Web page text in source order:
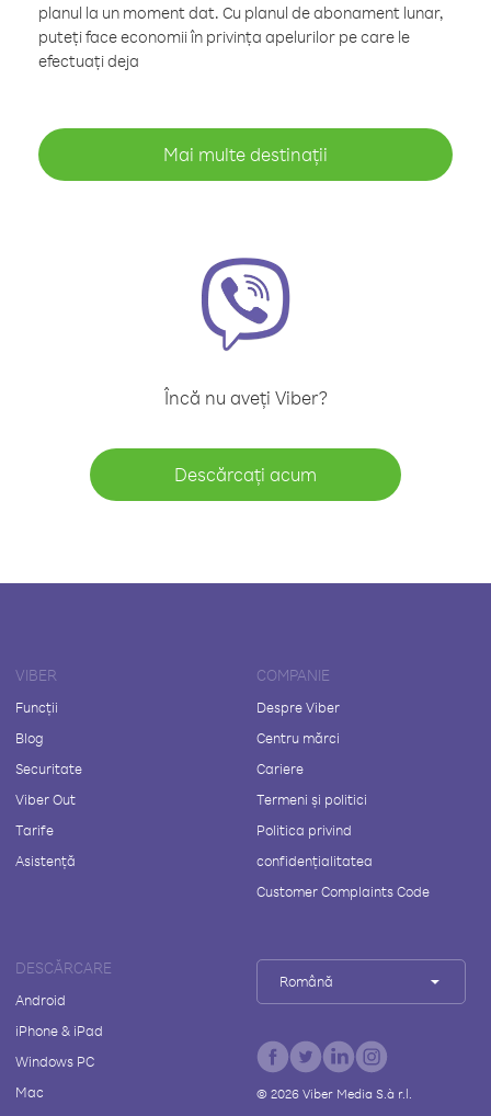
planul la un moment dat. Cu planul de abonament lunar,
puteți face economii în privința apelurilor pe care le
efectuați deja
Mai multe destinații
Încă nu aveți Viber?
Descărcați acum
VIBER
Funcții
Blog
Securitate
Viber Out
Tarife
Asistență
COMPANIE
Despre Viber
Centru mărci
Cariere
Termeni și politici
Politica privind
confidențialitatea
Customer Complaints Code
DESCĂRCARE
Android
iPhone & iPad
Windows PC
Mac
Română
© 2026Viber Media S.à r.l.